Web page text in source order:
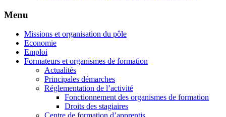
Menu
Missions et organisation du pôle
Economie
Emploi
Formateurs et organismes de formation
Actualités
Principales démarches
Réglementation de l’activité
Fonctionnement des organismes de formation
Droits des stagiaires